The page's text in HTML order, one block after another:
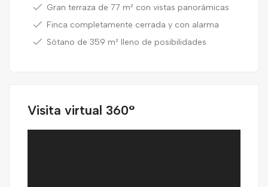
Gran terraza de 77 m² con vistas panorámicas
Finca completamente cerrada y con alarma
Sótano de 359 m² lleno de posibilidades
Visita virtual 360°